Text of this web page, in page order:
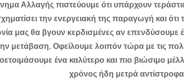
Αλλαγής πιστεύουμε ότι υπάρχουν
την ενεργειακή της παραγωγή και ότι
μας θα βγουν κερδισμένες αν επενδύσουμε
μετάβαση. Οφείλουμε λοιπόν τώρα με τις
ένα καλύτερο και πιο βιώσιμο
χρόνος ήδη μετρά